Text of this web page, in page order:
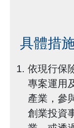
具體措
依現行保
專案運用
產業，參
創業投資